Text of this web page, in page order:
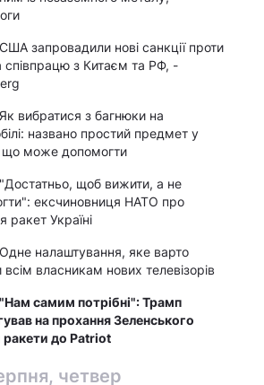
США запровадили нові санкції проти
співпрацю з Китаєм та РФ, -
Як вибратися з багнюки на
названо простий предмет у
що може допомогти
"Достатньо, щоб вижити, а не
ексчиновниця НАТО про
ракет Україні
Одне налаштування, яке варто
всім власникам нових телевізорів
"Нам самим потрібні": Трамп
на прохання Зеленського
ракети до Patriot
четвер